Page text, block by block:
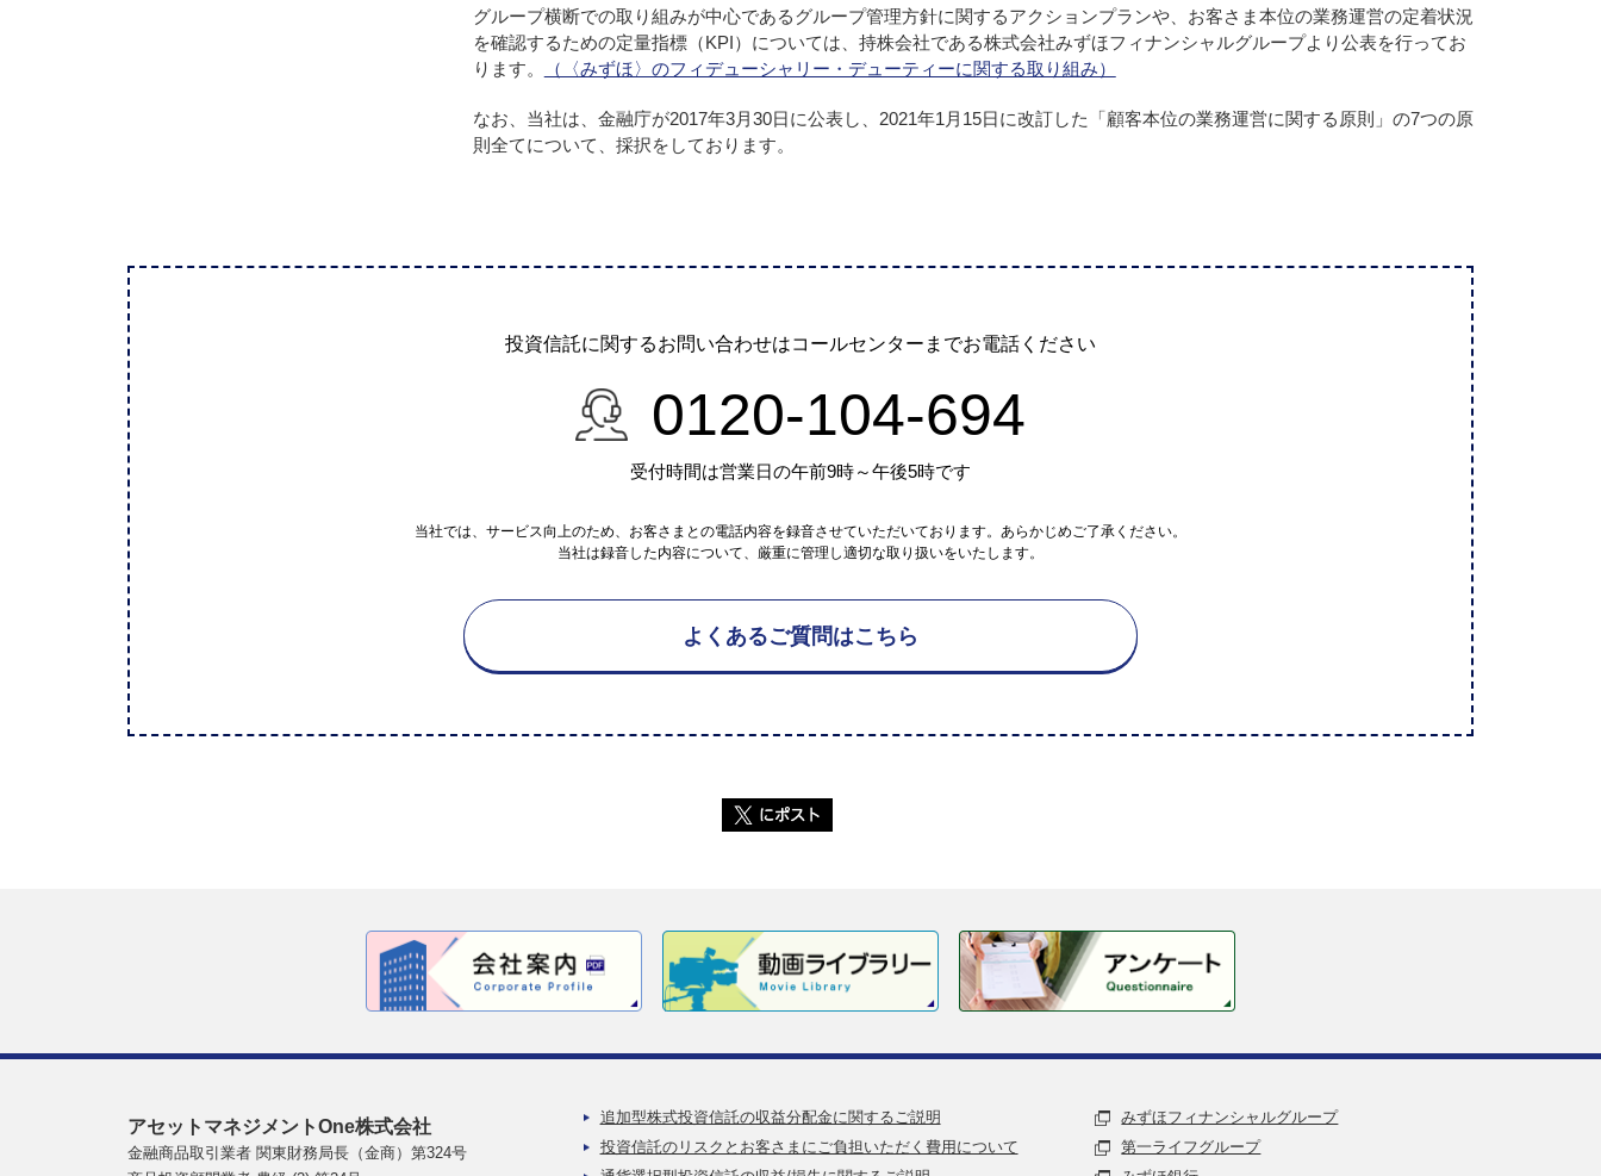
グループ横断での取り組みが中心であるグループ管理方針に関するアクションプランや、お客さま本位の業務運営の定着状況
を確認するための定量指標（KPI）については、持株会社である株式会社みずほフィナンシャルグループより公表を行ってお
ります。
（〈みずほ〉のフィデューシャリー・デューティーに関する取り組み）
なお、当社は、金融庁が2017年3月30日に公表し、2021年1月15日に改訂した「顧客本位の業務運営に関する原則」の7つの原
則全てについて、採択をしております。
投資信託に関するお問い合わせはコールセンターまでお電話ください
0120-104-694
受付時間は営業日の午前9時～午後5時です
当社では、サービス向上のため、お客さまとの電話内容を録音させていただいております。あらかじめご了承ください。
当社は録音した内容について、厳重に管理し適切な取り扱いをいたします。
よくあるご質問はこちら
追加型株式投資信託の収益分配金に関するご説明
投資信託のリスクとお客さまにご負担いただく費用について
みずほフィナンシャルグループ
第一ライフグループ
アセットマネジメントOne株式会社
金融商品取引業者 関東財務局長（金商）第324号